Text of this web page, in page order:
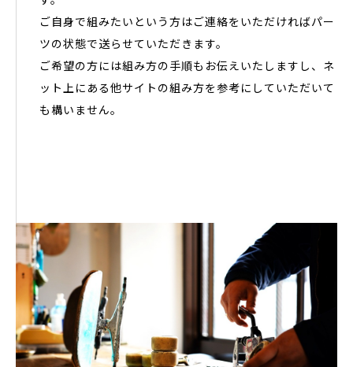
ご自身で組みたいという方はご連絡をいただければパー
ツの状態で送らせていただきます。
ご希望の方には組み方の手順もお伝えいたしますし、ネ
ット上にある他サイトの組み方を参考にしていただいて
も構いません。